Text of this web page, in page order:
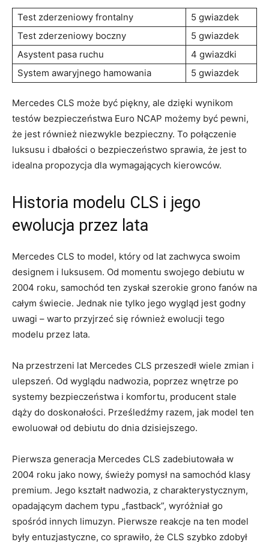
Test zderzeniowy frontalny
5 gwiazdek
Test zderzeniowy boczny
5 gwiazdek
Asystent pasa ruchu
4 ‍gwiazdki
System awaryjnego⁣ hamowania
5 ⁤gwiazdek
Mercedes‌ CLS może być⁣ piękny,⁤ ale dzięki wynikom
testów bezpieczeństwa⁤ Euro NCAP możemy‍ być⁤ pewni,
że jest ⁤również⁢ niezwykle⁢ bezpieczny. To połączenie
luksusu ‍i dbałości o bezpieczeństwo sprawia,⁤ że jest to
idealna propozycja dla wymagających kierowców.
Historia modelu CLS i⁤ jego
ewolucja ‌przez lata
Mercedes ​CLS to ‍model, ​który ​od lat zachwyca swoim
designem i luksusem. Od⁢ momentu swojego debiutu w
2004 roku,⁣ samochód ten zyskał szerokie ‍grono fanów‍ na
całym świecie. Jednak nie tylko jego​ wygląd jest godny​
uwagi⁤ – ​warto⁢ przyjrzeć się również⁢ ewolucji tego
modelu przez lata.
Na przestrzeni lat ​Mercedes CLS przeszedł wiele zmian ​i
ulepszeń. ‌Od ​wyglądu nadwozia, ⁢poprzez ‍wnętrze po
systemy bezpieczeństwa i komfortu,⁣ producent stale
dąży do doskonałości.⁣ Prześledźmy razem,​ jak model ​ten
ewoluował od debiutu⁤ do dnia dzisiejszego.
Pierwsza generacja Mercedes CLS zadebiutowała w
2004 ⁤roku jako‌ nowy, świeży pomysł⁤ na samochód klasy
‌premium.‍ Jego kształt nadwozia, z charakterystycznym,
opadającym ‌dachem typu „fastback”, wyróżniał go
spośród ⁣innych limuzyn. Pierwsze reakcje na ten model
były ​entuzjastyczne, co sprawiło, ⁣że CLS szybko zdobył